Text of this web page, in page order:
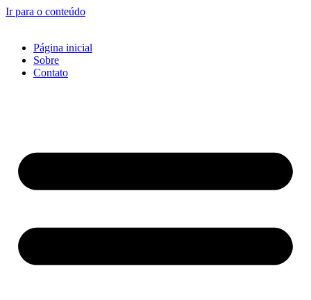
Ir para o conteúdo
Página inicial
Sobre
Contato